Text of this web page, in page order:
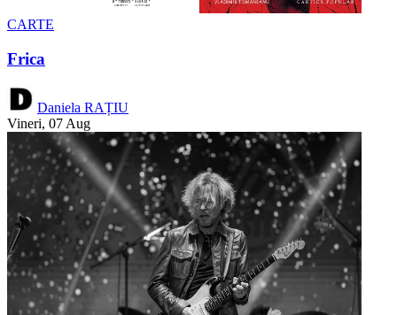
CARTE
Frica
Daniela RAȚIU
Vineri, 07 Aug